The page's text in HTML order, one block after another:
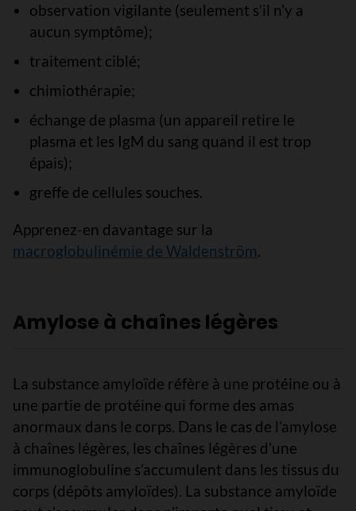
observation vigilante (seulement s’il n’y a
aucun symptôme);
traitement ciblé;
chimiothérapie;
échange de plasma (un appareil retire le
plasma et les IgM du sang quand il est trop
épais);
greffe de cellules souches.
Apprenez-en davantage sur la
macroglobulinémie de Waldenström.
Amylose à chaînes légères
La substance amyloïde réfère à une protéine ou à
une partie de protéine qui forme des amas
anormaux dans le corps. Dans le cas de l’amylose
à chaînes légères, les chaînes légères d’une
immunoglobuline s’accumulent dans les tissus du
corps (dépôts amyloïdes). La substance amyloïde